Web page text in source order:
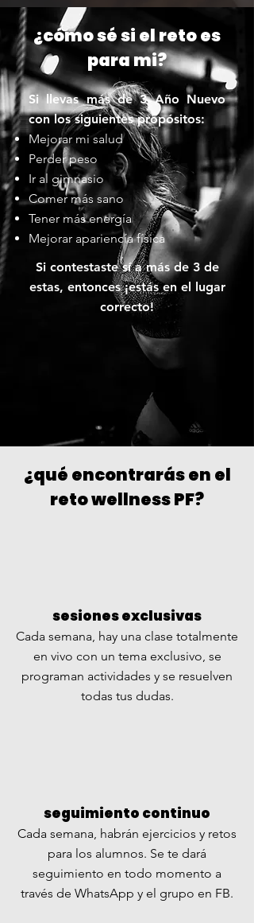
¿cómo sé si el reto es
para mi?
Si llevas más de 3 Año Nuevo
con los siguientes propósitos:
Mejorar mi salud
Perder peso
Ir al gimnasio
Comer más sano
Tener más energía
Mejorar apariencía física
Si contestaste sí a más de 3 de
estas, entonces ¡estás en el lugar
correcto!
¿qué encontrarás en el
reto wellness PF?
sesiones exclusivas
Cada semana, hay una clase totalmente
en vivo con un tema exclusivo, se
programan actividades y se resuelven
todas tus dudas.
seguimiento continuo
Cada semana, habrán ejercicios y retos
para los alumnos. Se te dará
seguimiento en todo momento a
través de WhatsApp y el grupo en FB.